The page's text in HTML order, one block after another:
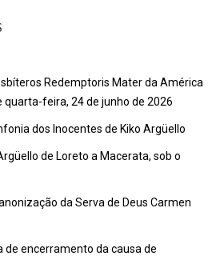
Redemptoris Mater da América
feira, 24 de junho de 2026
dos Inocentes de Kiko Argüello
de Loreto a Macerata, sob o
da Serva de Deus Carmen
de encerramento da causa de